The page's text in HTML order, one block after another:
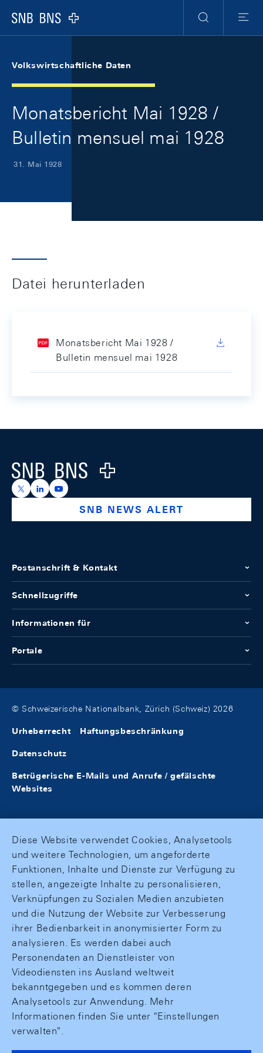
Logo
Suche
Menu
Volkswirtschaftliche Daten
Monatsbericht Mai 1928 /
Bulletin mensuel mai 1928
31. Mai 1928
Datei herunterladen
Monatsbericht Mai 1928 /
Bulletin mensuel mai 1928
Logo
https://x.com/snb_bns
https://ch.linkedin.com/company/swiss-national-
https://www.youtube.com/@swissnationalbank
SNB NEWS ALERT
Postanschrift & Kontakt
Schnellzugriffe
Informationen für
Portale
© Schweizerische Nationalbank, Zürich (Schweiz) 2026
Urheberrecht Haftungsbeschränkung
Datenschutz
Betrügerische E-Mails und Anrufe / gefälschte
Websites
Diese Website verwendet Cookies, Analysetools
und weitere Technologien, um angeforderte
Funktionen, Inhalte und Dienste zur Verfügung zu
stellen, angezeigte Inhalte zu personalisieren,
Verknüpfungen zu Sozialen Medien anzubieten
und die Nutzung der Website zur Verbesserung
ihrer Bedienbarkeit in anonymisierter Form zu
analysieren. Es werden dabei auch
Personendaten an Dienstleister von
Videodiensten ins Ausland weltweit
bekanntgegeben und es kommen deren
Analysetools zur Anwendung. Mehr
Informationen finden Sie unter "Einstellungen
verwalten".